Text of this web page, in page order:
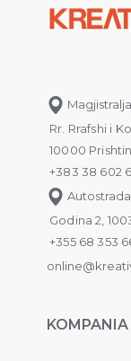
Rr. Rrafshi i
10000
+383 38 602
Autostrada
Godina 2,
+355 68 353
KOMPANIA